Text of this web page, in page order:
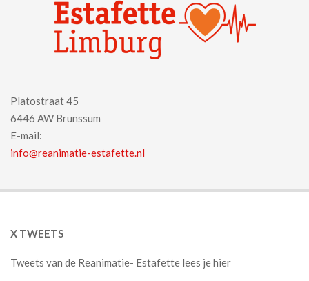
Platostraat 45
6446 AW Brunssum
E-mail:
info@reanimatie-estafette.nl
X TWEETS
Tweets van de Reanimatie- Estafette lees je hier